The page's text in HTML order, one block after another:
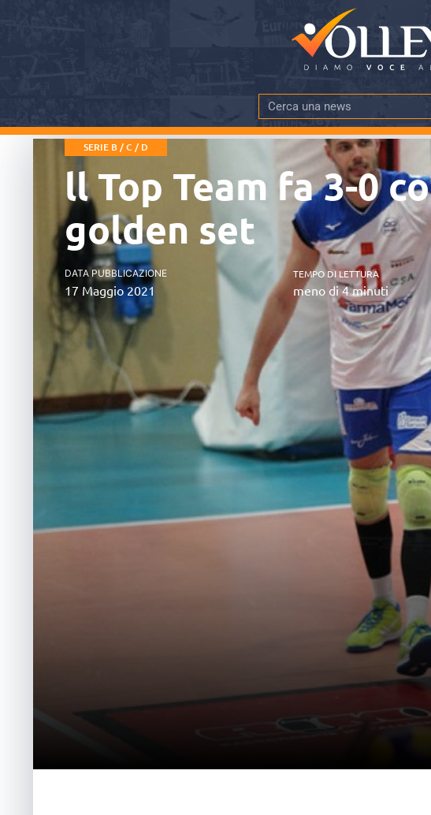
SERIE B / C / D
ll Top Team fa 3-0
golden set
DATA PUBBLICAZIONE
17 Maggio 2021
TEMPO DI LETTURA
meno di 4 minuti